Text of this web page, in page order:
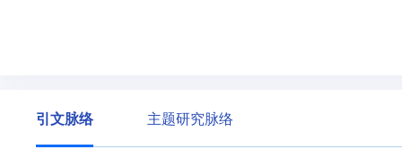
引文脉络 主题研究脉络